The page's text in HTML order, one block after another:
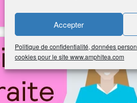
Accepter
Politique de confidentialité, données
cookies pour le site www.amphitea.com